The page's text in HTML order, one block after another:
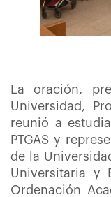
La oración,
Universidad,
reunió a
PTGAS y
de la
Universitaria y
Ordenación